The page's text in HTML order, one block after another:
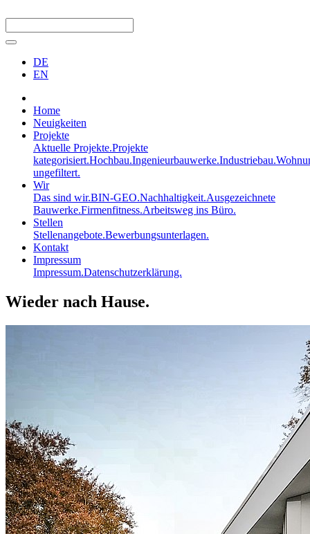
DE
EN
Home
Neuigkeiten
Projekte
Aktuelle Projekte.Projekte
kategorisiert.Hochbau.Ingenieurbauwerke.Industriebau.
ungefiltert.
Wir
Das sind wir.BIN-GEO.Nachhaltigkeit.Ausgezeichnete
Bauwerke.Firmenfitness.Arbeitsweg ins Büro.
Stellen
Stellenangebote.Bewerbungsunterlagen.
Kontakt
Impressum
Impressum.Datenschutzerklärung.
Wieder nach Hause.